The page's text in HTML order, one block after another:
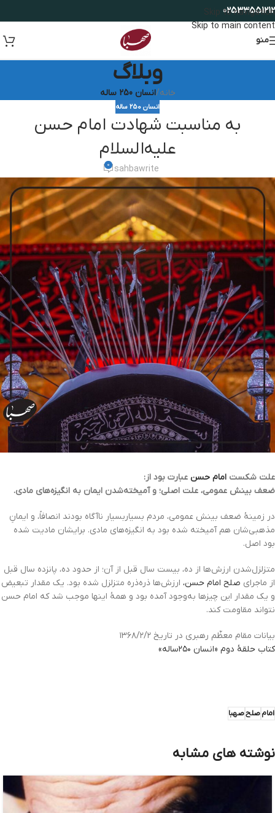
Skip to navigation
Skip to main content
02533551212
منو
وبلاگ
خانه/انسان 250 ساله
انسان 250 ساله
به مناسبت شهادت امام حسن
علیه‌السلام
sahbawrite
0
علت شکست امام حسن عبارت بود از:
ضعف بینش عمومی، علت اصلی؛ و آمیخته‌شدن ایمان به انگیزه‌های مادی.
در زمینۀ ضعف بینش عمومی، مردم بسیاربسیار ناآگاه بودند انصافاً، و ایمانِ
مذهبی‌شان هم آمیخته شده بود به انگیزه‌های مادی. برایشان مادیت شده
بود اصل.
متزلزل‌شدن ارزش‌ها از ده، بیست سال قبل از آن؛ از حدود ده، پانزده سال قبل
از ماجرای صلح امام حسن، ارزش‌ها ذره‌ذره متزلزل شده بود. یک مقدار تبعیض
و یک مقدار این چیز‌ها به‌وجود آمده بود و همۀ اینها موجب شد که امام حسن
نتواند مقاومت کند.
بیانات مقام معظّم رهبری در تاریخ ۱۳۶۸/۲/۲
کتاب حلقۀ دوم «انسان ۲۵۰ساله»
امامصلحصهبا
نوشته های مشابه